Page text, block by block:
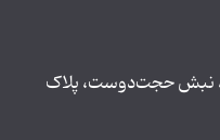
نبش حجت‌دوست، پلاک